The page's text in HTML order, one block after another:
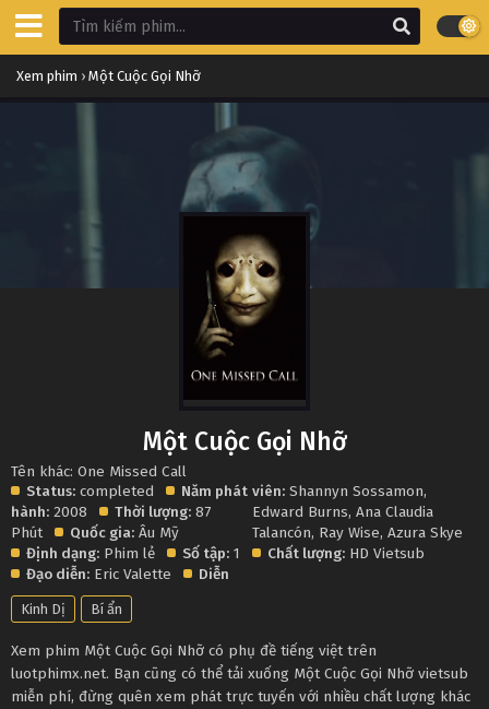
Xem phim › Một Cuộc Gọi Nhỡ
Một Cuộc Gọi Nhỡ
Tên khác: One Missed Call
Status: completed
Năm phát
hành: 2008 Thời lượng: 87
Phút
Quốc gia: Âu Mỹ
Định dạng: Phim lẻ Số tập: 1
Đạo diễn: Eric Valette Diễn
viên: Shannyn Sossamon,
Edward Burns,Ana Claudia
Talancón, Ray Wise,Azura Skye
Chất lượng: HD Vietsub
Kinh Dị Bí ẩn
Xem phim Một Cuộc Gọi Nhỡ có phụ đề tiếng việt trên
luotphimx.net. Bạn cũng có thể tải xuống Một Cuộc Gọi Nhỡ vietsub
miễn phí, đừng quên xem phát trực tuyến với nhiều chất lượng khác